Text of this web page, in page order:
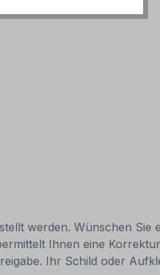
werden. Wünschen Sie
Ihnen eine
Ihr Schild oder